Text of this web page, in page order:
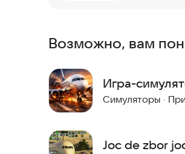
Возможно, вам
Игра-
аварийной
Симуляторы ·
Joc de zbor